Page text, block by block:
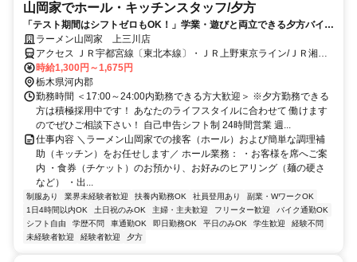
山岡家でホール・キッチンスタッフ/夕方
「テスト期間はシフトゼロもOK！」学業・遊びと両立できる夕方バイト
★高時給1,300円～（深夜は1,625円～）！初バイトの高校生・大学生が
多数活躍中！友達同士の応募も大歓迎です◎
ラーメン山岡家 上三川店
アクセス ＪＲ宇都宮線〔東北本線〕・ＪＲ上野東京ライン/ＪＲ湘南
新宿ライン 石橋（栃木県）東口徒歩約54分
時給1,300円～1,675円
栃木県河内郡
勤務時間 ＜17:00～24:00内勤務できる方大歓迎＞ ※夕方勤務できる
方は積極採用中です！ あなたのライフスタイルに合わせて 働けます
のでぜひご相談下さい！ 自己申告シフト制 24時間営業 週...
仕事内容 ＼ラーメン山岡家での接客（ホール）および簡単な調理補
助（キッチン）をお任せします／ ホール業務： ・お客様を席へご案
内 ・食券（チケット）のお預かり、お好みのヒアリング（麺の硬さ
など） ・出...
制服あり 業界未経験者歓迎 扶養内勤務OK 社員登用あり
副業・WワークOK
1日4時間以内OK
土日祝のみOK 主婦・主夫歓迎 フリーター歓迎
バイク通勤OK
シフト自由
学歴不問 車通勤OK 即日勤務OK 平日のみOK 学生歓迎
経験不問
未経験者歓迎
経験者歓迎 夕方